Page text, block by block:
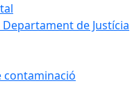
de Justícia
contaminació